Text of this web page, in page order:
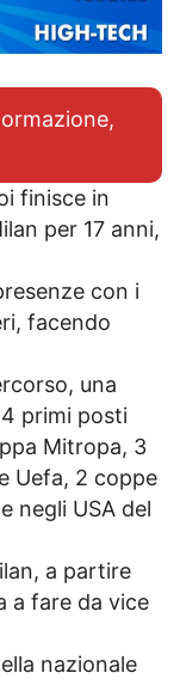
finisce in
per 17 anni,
con i
facendo
una
primi posti
Mitropa, 3
Uefa, 2 coppe
negli USA del
a partire
a fare da vice
nazionale